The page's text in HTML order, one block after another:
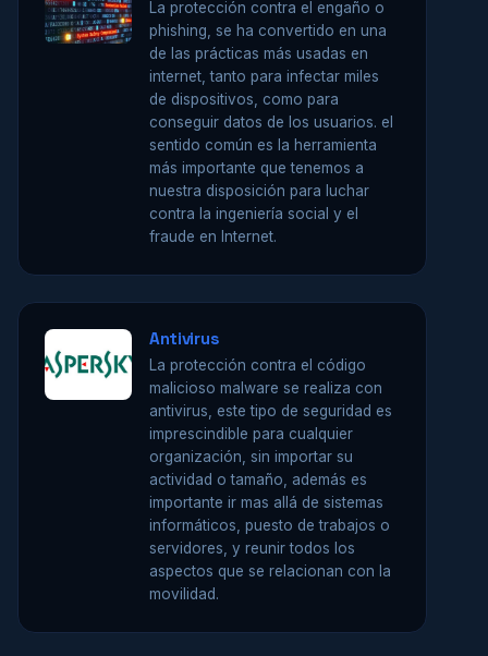
La protección contra el engaño o
phishing, se ha convertido en una
de las prácticas más usadas en
internet, tanto para infectar miles
de dispositivos, como para
conseguir datos de los usuarios. el
sentido común es la herramienta
más importante que tenemos a
nuestra disposición para luchar
contra la ingeniería social y el
fraude en Internet.
Antivirus
La protección contra el código
malicioso malware se realiza con
antivirus, este tipo de seguridad es
imprescindible para cualquier
organización, sin importar su
actividad o tamaño, además es
importante ir mas allá de sistemas
informáticos, puesto de trabajos o
servidores, y reunir todos los
aspectos que se relacionan con la
movilidad.